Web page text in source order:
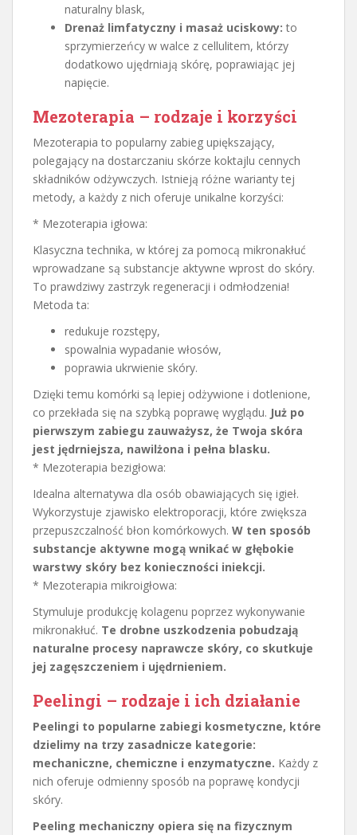
naturalny blask,
Drenaż limfatyczny i masaż uciskowy: to
sprzymierzeńcy w walce z cellulitem, którzy
dodatkowo ujędrniają skórę, poprawiając jej
napięcie.
Mezoterapia – rodzaje i korzyści
Mezoterapia to popularny zabieg upiększający,
polegający na dostarczaniu skórze koktajlu cennych
składników odżywczych. Istnieją różne warianty tej
metody, a każdy z nich oferuje unikalne korzyści:
* Mezoterapia igłowa:
Klasyczna technika, w której za pomocą mikronakłuć
wprowadzane są substancje aktywne wprost do skóry.
To prawdziwy zastrzyk regeneracji i odmłodzenia!
Metoda ta:
redukuje rozstępy,
spowalnia wypadanie włosów,
poprawia ukrwienie skóry.
Dzięki temu komórki są lepiej odżywione i dotlenione,
co przekłada się na szybką poprawę wyglądu. Już po
pierwszym zabiegu zauważysz, że Twoja skóra
jest jędrniejsza, nawilżona i pełna blasku.
* Mezoterapia bezigłowa:
Idealna alternatywa dla osób obawiających się igieł.
Wykorzystuje zjawisko elektroporacji, które zwiększa
przepuszczalność błon komórkowych. W ten sposób
substancje aktywne mogą wnikać w głębokie
warstwy skóry bez konieczności iniekcji.
* Mezoterapia mikroigłowa:
Stymuluje produkcję kolagenu poprzez wykonywanie
mikronakłuć. Te drobne uszkodzenia pobudzają
naturalne procesy naprawcze skóry, co skutkuje
jej zagęszczeniem i ujędrnieniem.
Peelingi – rodzaje i ich działanie
Peelingi to popularne zabiegi kosmetyczne, które
dzielimy na trzy zasadnicze kategorie:
mechaniczne, chemiczne i enzymatyczne. Każdy z
nich oferuje odmienny sposób na poprawę kondycji
skóry.
Peeling mechaniczny opiera się na fizycznym